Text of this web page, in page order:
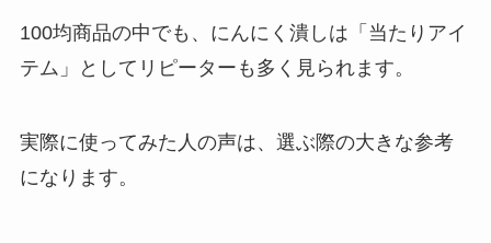
100均商品の中でも、にんにく潰しは「当たりアイ
テム」としてリピーターも多く見られます。
実際に使ってみた人の声は、選ぶ際の大きな参考
になります。